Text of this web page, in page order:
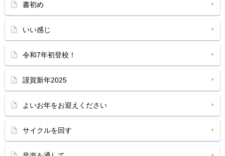
書初め
いい感じ
令和7年初登校！
謹賀新年2025
よいお年をお迎えください
サイクルを回す